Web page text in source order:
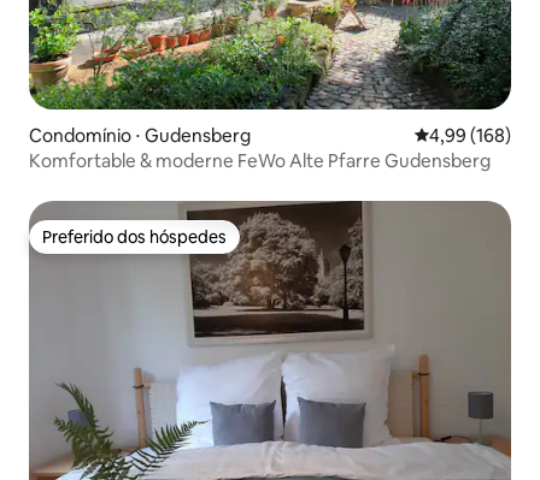
Condomínio ⋅ Gudensberg 4,99 de uma
4,99 (168)
Komfortable & moderne FeWo Alte Pfarre Gudensberg
Preferido dos hóspedes
Preferido dos hóspedes